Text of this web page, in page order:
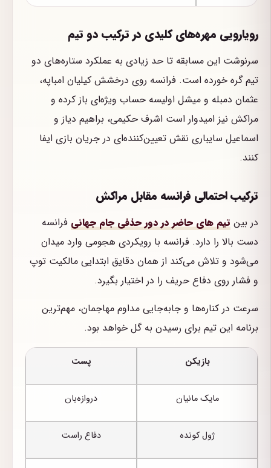
رویارویی مهره‌های کلیدی در ترکیب دو تیم
سرنوشت این مسابقه تا حد زیادی به عملکرد ستاره‌های دو
تیم گره خورده است. فرانسه روی درخشش کیلیان امباپه،
عثمان دمبله و میشل اولیسه حساب ویژه‌ای باز کرده و
مراکش نیز امیدوار است اشرف حکیمی، براهیم دیاز و
اسماعیل سایباری نقش تعیین‌کننده‌ای در جریان بازی ایفا
کنند.
ترکیب احتمالی فرانسه مقابل مراکش
در بین تیم های حاضر در دور حذفی جام جهانی فرانسه
دست بالا را دارد. فرانسه با رویکردی هجومی وارد میدان
می‌شود و تلاش می‌کند از همان دقایق ابتدایی مالکیت توپ
و فشار روی دفاع حریف را در اختیار بگیرد.
سرعت در کناره‌ها و جابه‌جایی مداوم مهاجمان، مهم‌ترین
برنامه این تیم برای رسیدن به گل خواهد بود.
بازیکن پست
مایک مانیان دروازه‌بان
ژول کونده دفاع راست